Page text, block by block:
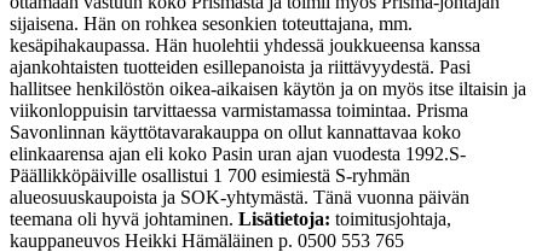
sijaisena. Hän on rohkea sesonkien toteuttajana, mm.
kesäpihakaupassa. Hän huolehtii yhdessä joukkueensa kanssa
ajankohtaisten tuotteiden esillepanoista ja riittävyydestä. Pasi
hallitsee henkilöstön oikea-aikaisen käytön ja on myös itse iltaisin ja
viikonloppuisin tarvittaessa varmistamassa toimintaa. Prisma
Savonlinnan käyttötavarakauppa on ollut kannattavaa koko
elinkaarensa ajan eli koko Pasin uran ajan vuodesta 1992.S-
Päällikköpäiville osallistui 1 700 esimiestä S-ryhmän
alueosuuskaupoista ja SOK-yhtymästä. Tänä vuonna päivän
teemana oli hyvä johtaminen. Lisätietoja: toimitusjohtaja,
kauppaneuvos Heikki Hämäläinen p. 0500 553 765